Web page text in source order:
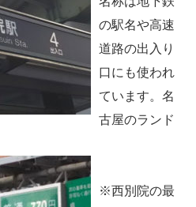
の駅名や高速
道路の出入り
口にも使われ
ています。名
古屋のランド
※西別院の最